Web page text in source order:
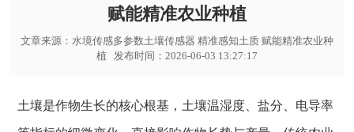
赋能精准农业种植
文章来源： 水境传感多参数土壤传感器 精准感知土质 赋能精准农业种
植 发布时间：2026-06-03 13:27:17
土壤是作物生长的核心根基，土壤温湿度、盐分、电导率